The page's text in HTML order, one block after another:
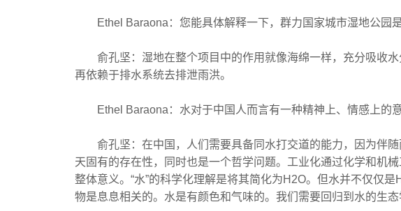
Ethel Baraona：您能具体解释一下，群力国家城市湿地公园是
俞孔坚：湿地在整个项目中的作用就像海绵一样，充分吸收水
再依赖于排水系统去排泄雨洪。
Ethel Baraona：水对于中国人而言有一种精神上、情感上的意
俞孔坚：在中国，人们需要具备同水打交道的能力，因为伴随
天固有的存在性，同时也是一个哲学问题。工业化通过化学和机
整体意义。“水”的科学化理解是将其简化为H2O。但水并不仅仅
物是息息相关的。水是有颜色和气味的。我们需要回归到水的生态